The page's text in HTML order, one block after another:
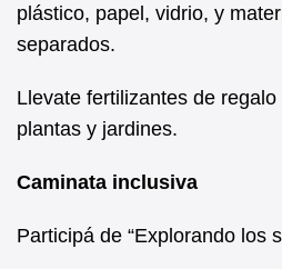
plástico, papel, vidrio, y
separados.
Llevate fertilizantes de
plantas y jardines.
Caminata inclusiva
Participá de “Explorando los